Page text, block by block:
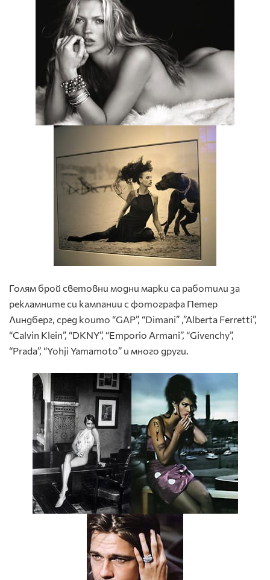
Голям брой световни модни марки са работили за
рекламните си кампании с фотографа Петер
Линдберг, сред които “GAP”, “Dimani” ,”Alberta Ferretti”,
“Calvin Klein”, “DKNY”, “Emporio Armani”, “Givenchy”,
“Prada”, “Yohji Yamamoto” и много други.